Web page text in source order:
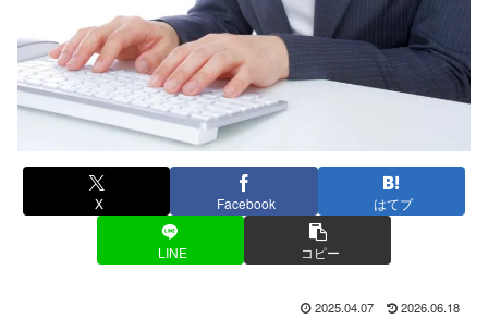
X Facebook はてブ
LINE コピー
2025.04.07 2026.06.18